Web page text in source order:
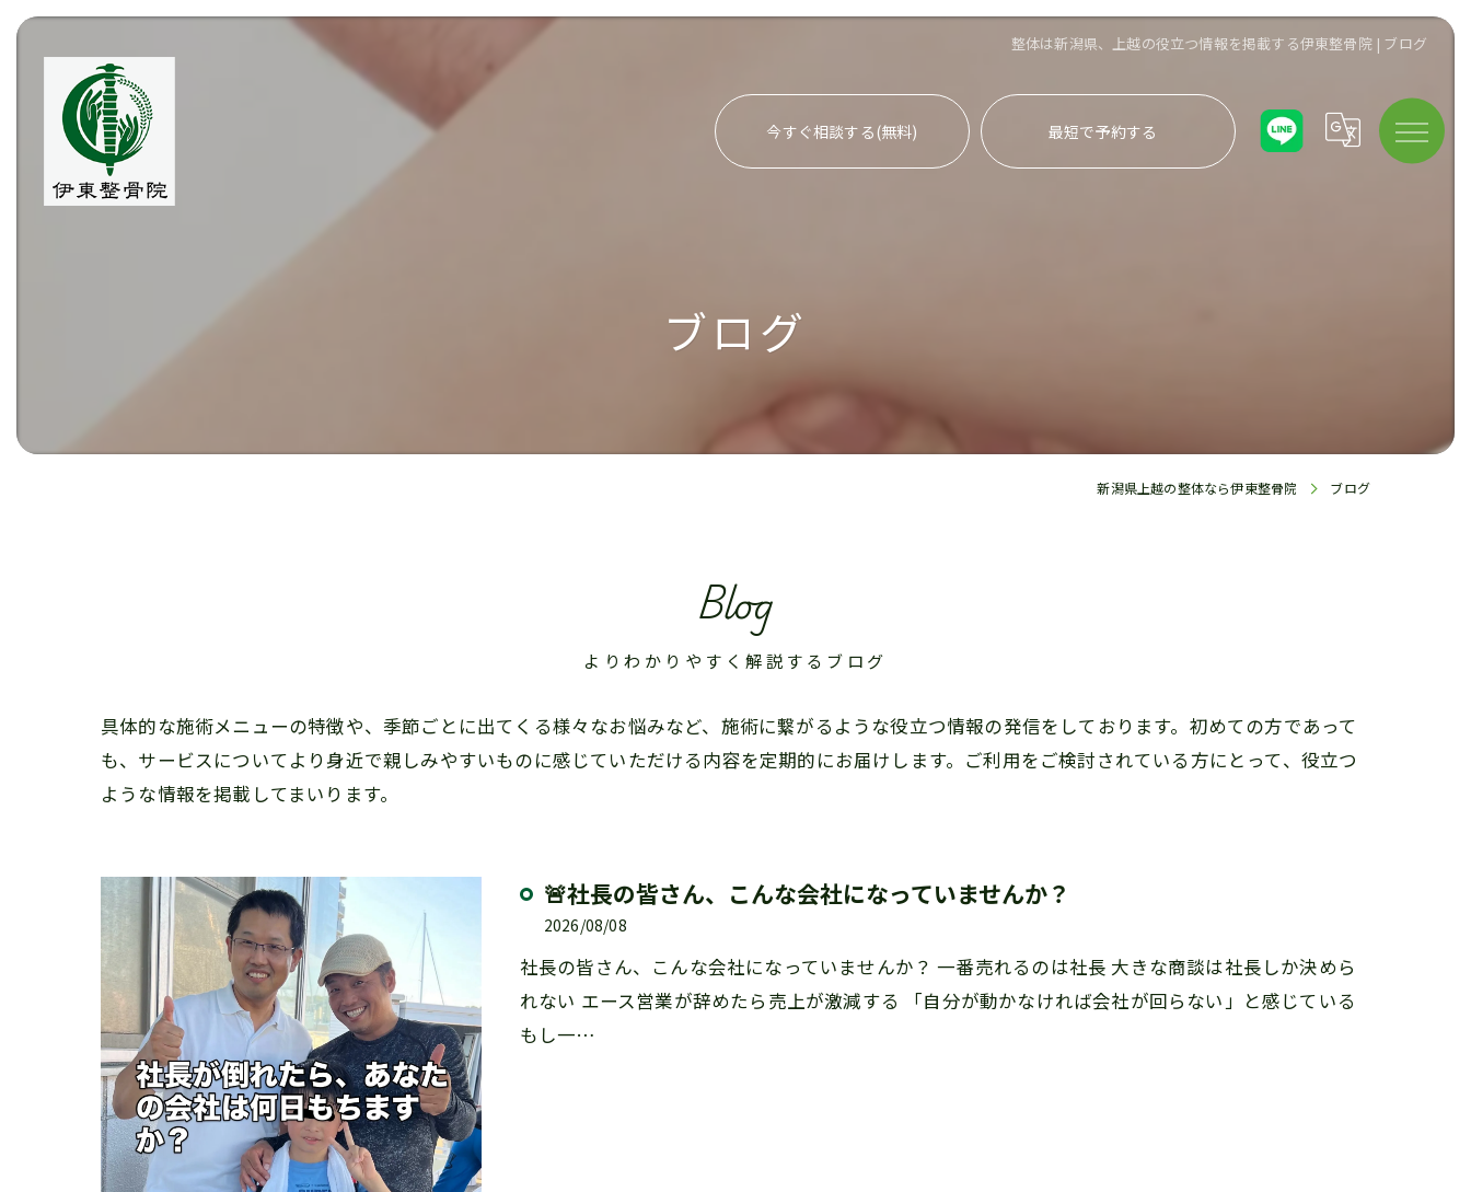
整体は新潟県、上越の役立つ情報を掲載する伊東整骨院 | ブログ
今すぐ相談する(無料) 最短で予約する
ブログ
新潟県上越の整体なら伊東整骨院 ブログ
Blog
よりわかりやすく解説するブログ
具体的な施術メニューの特徴や、季節ごとに出てくる様々なお悩みなど、施術に繋がるような役立つ情報の発信をしております。初めての方であって
も、サービスについてより身近で親しみやすいものに感じていただける内容を定期的にお届けします。ご利用をご検討されている方にとって、役立つ
ような情報を掲載してまいります。
🚨社長の皆さん、こんな会社になっていませんか？
2026/08/08
社長の皆さん、こんな会社になっていませんか？ 一番売れるのは社長 大きな商談は社長しか決めら
れない エース営業が辞めたら売上が激減する 「自分が動かなければ会社が回らない」と感じている
もし一…